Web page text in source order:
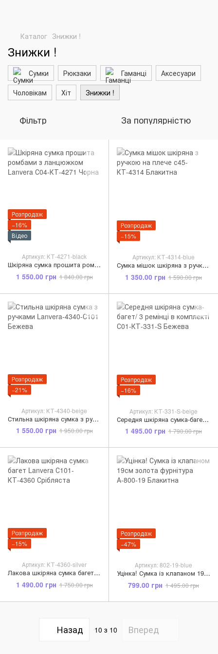
Каталог Знижки !
Знижки !
Сумки Рюкзаки Гаманці
Аксесуари
Чоловікам
Хіт Знижки !
Фільтр За популярністю
Розпродаж
−16%
Відео
Артикул: КТ-4271-black
Шкіряна сумка прошита ромбами з ланцюжком Lanvera С04-КТ-4271 Чорна
1 550.00 грн 1 840.00 грн
Розпродаж
−15%
Артикул: КТ-4314-blue
Сумка мішок шкіряна з ручкою на плече с45-КТ-4314 Блакитна
1 350.00 грн 1 590.00 грн
Розпродаж
−21%
Артикул: КТ-4340-beige
Стильна шкіряна сумка з ручками Lanvera-4340-С101 Бежева
1 550.00 грн 1 950.00 грн
Розпродаж
−16%
Артикул: КТ-331-S-beige
Середня шкіряна сумка-багет/ 3 ремінці в комплекті С01-КТ-331-S Бежева
1 495.00 грн 1 790.00 грн
Розпродаж
−15%
Артикул: КТ-4360-silver
Лакова шкіряна сумка багет Lanvera С101-КТ-4360 Срібляста
1 490.00 грн 1 750.00 грн
Розпродаж
−47%
Артикул: 802-19-blue
Уцінка! Сумка із клапаном 19см золота фурнітура А-800-19 Блакитна
799.00 грн 1 495.00 грн
Назад 10 з 10 Вперед